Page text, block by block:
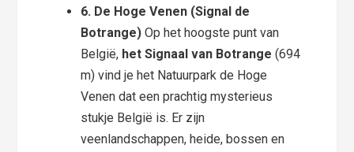
6. De Hoge Venen (Signal de
Botrange) Op het hoogste punt van
België, het Signaal van Botrange (694
m) vind je het Natuurpark de Hoge
Venen dat een prachtig mysterieus
stukje België is. Er zijn
veenlandschappen, heide, bossen en